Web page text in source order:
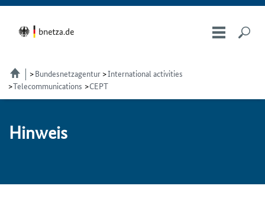
Bundesnetzagentur
International activities
Telecommunications
CEPT
Hin­weis